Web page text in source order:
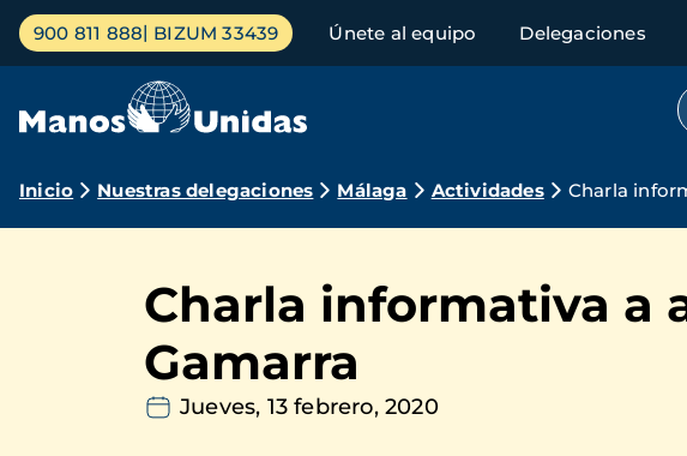
Pasar
contenido
Menú
principal
900 811 888 BIZUM 33439 Únete al equipo Delegaciones
Ruta
navegación
Inicio Nuestras delegaciones Málaga Actividades Charla
Charla informativa a
Gamarra
Jueves, 13 febrero, 2020